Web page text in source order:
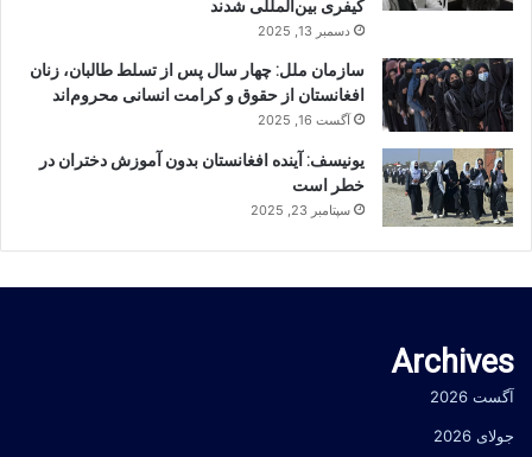
کیفری بین‌المللی شدند
دسمبر 13, 2025
سازمان ملل: چهار سال پس از تسلط طالبان، زنان
افغانستان از حقوق و کرامت انسانی محروم‌اند
آگست 16, 2025
یونیسف: آینده افغانستان بدون آموزش دختران در
خطر است
سپتامبر 23, 2025
Archives
آگست 2026
جولای 2026